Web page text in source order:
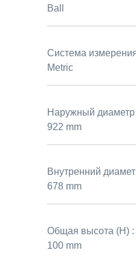
Ball
Система
Metric
Наружный диаметр
922 mm
Внутренний
678 mm
Общая высота (H) :
100 mm